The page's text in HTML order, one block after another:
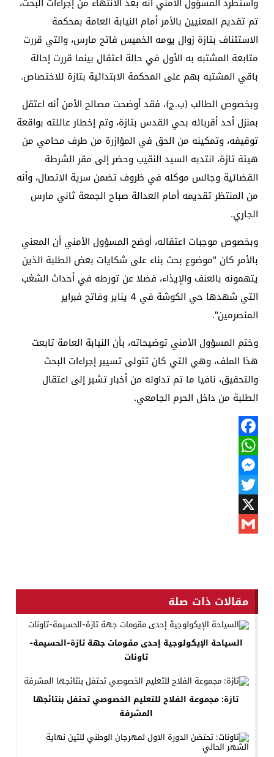
تم تقديم المعنيين بالأمر أمام النيابة العامة بمحكمة
الاستئناف بتازة زوال يومه الخميس فاتح مارس، والتي قررت
متابعة المشتبه به الأول في حالة اعتقال بينما قررت إحالة
باقي المشتبه بهم على المحكمة الابتدائية بتازة للاختصاص.
وبخصوص الطالب (ب.ج)، فقد أوضحت مصالح الأمن أنه اعتقل
بمنزل أحد أقربائه بحي القدس بتازة، وتم إخطار عائلته بواقعة
توقيفه، وتمكينه من الحق في المؤازرة من طرف محامي من
هيئة تازة، انتدبه السيد النقيب وحضر إلى مقر الشرطة
القضائية وجالس موكله في ظروف تضمن سرية الاتصال، وأنه
من المنتظر تقديمه أمام العدالة صباح الجمعة ثاني مارس
الجاري.
وبخصوص موجبات اعتقاله، أوضح المسؤول الأمني أن المعني
بالأمر كان "موضوع بحث بناء على شكايات بعض الطلبة الذين
يتهمونه بالعنف والإيذاء، فضلا عن تورطه في أحداث الشغب
التي شهدها حي الكوشة في 4 يناير وفاتح فبراير
المنصرمين".
وختم المسؤول الأمني توضيحاته، بأن النيابة العامة تابعت
هذا الملف، وهي التي كان تتولى تسيير إجراءات البحث
والتحقيق، نافيا ما تم تداوله من أخبار تشير إلى اعتقال
الطلبة من داخل الحرم الجامعي.
Facebook
WhatsApp
Messenger
Twitter
X
مقالات ذات صلة
السياحة الإيكولوجية إحدى مقومات جهة تازة-الحسيمة-
تاونات
تازة: مجموعة الفلاح للتعليم الخصوصي تحتفل بنتائجها
المشرفة